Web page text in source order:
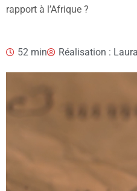
rapport à l’Afrique ?
52 min Réalisation :